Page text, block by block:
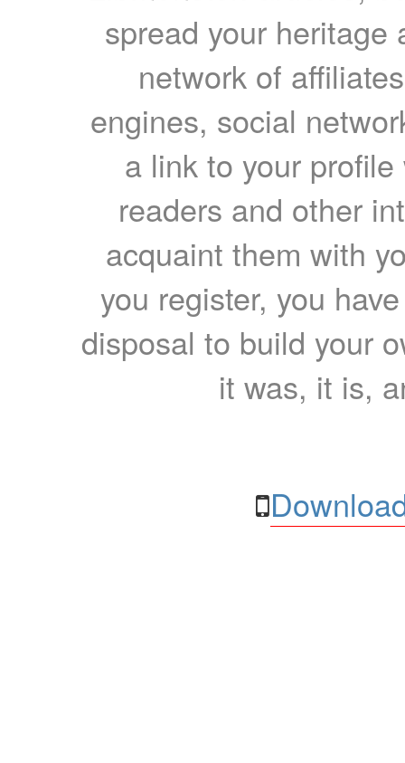
spread your heritage
network of
engines, social
a link to your
readers and other
acquaint them with
you register, you
disposal to build your
it was, it is,